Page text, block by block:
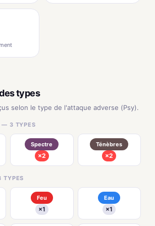
types
selon le type de l'attaque adverse (Psy).
— 3 TYPES
Spectre
×2
Ténèbres
×2
TYPES
Feu
×1
Eau
×1